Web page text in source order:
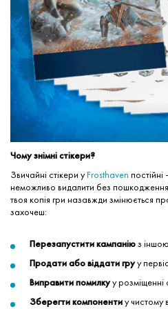
Чому знімні стікери?
Звичайні стікери уFrosthaven
неможливо видалити без
твоя копія гри назавжди змінюється
захочеш:
Перезапустити кампаніюз
Продати або віддати груу
Виправити помилкуу розміщенні
Зберегти компонентиу чистому